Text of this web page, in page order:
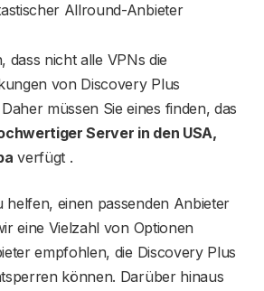
Allround-Anbieter
dass nicht alle VPNs die
von Discovery Plus
müssen Sie eines finden, das
Server in den USA,
verfügt .
helfen, einen passenden Anbieter
eine Vielzahl von Optionen
empfohlen, die Discovery Plus
können. Darüber hinaus